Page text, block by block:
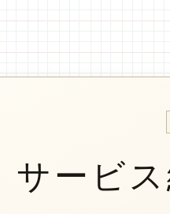
サービ